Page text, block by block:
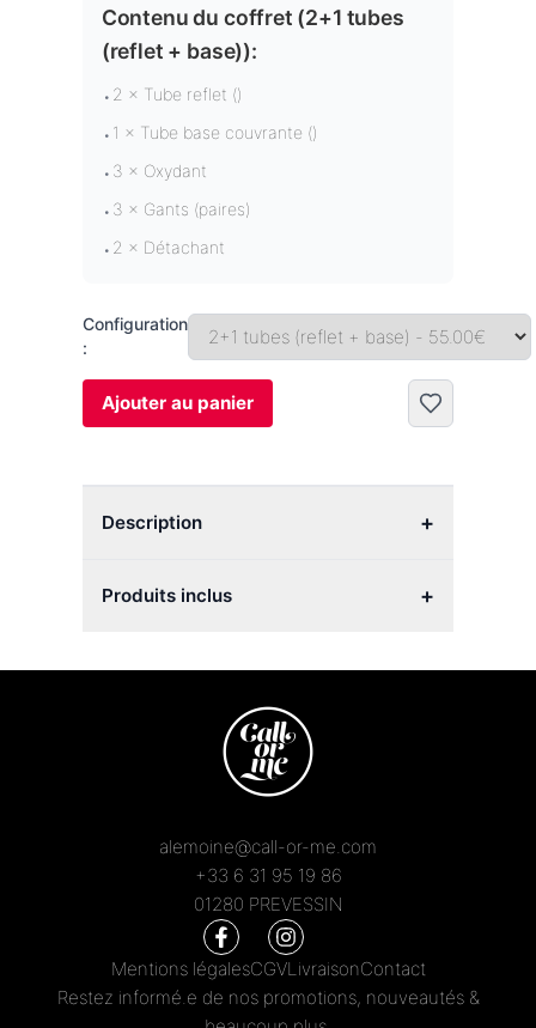
Contenu du coffret (2+1 tubes
(reflet + base)):
• 2 × Tube reflet ()
• 1 × Tube base couvrante ()
• 3 × Oxydant
• 3 × Gants (paires)
• 2 × Détachant
Configuration
:
Ajouter au panier
Description +
Produits inclus +
alemoine@call-or-me.com
+33 6 31 95 19 86
01280 PREVESSIN
Mentions légalesCGVLivraisonContact
Restez informé.e de nos promotions, nouveautés &